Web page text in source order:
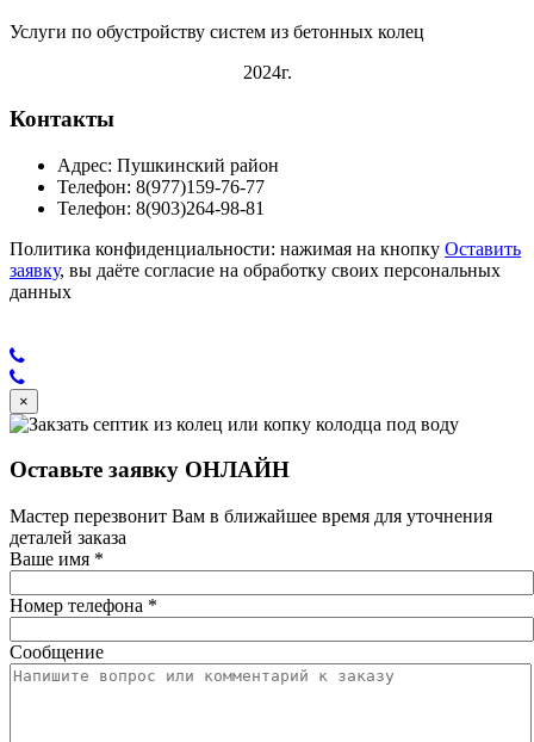
Услуги по обустройству систем из бетонных колец
2024г.
Контакты
Адрес: Пушкинский район
Телефон: 8(977)159-76-77
Телефон: 8(903)264-98-81
Политика конфиденциальности: нажимая на кнопку Оставить
заявку, вы даёте согласие на обработку своих персональных
данных
×
Оставьте заявку ОНЛАЙН
Мастер перезвонит Вам в ближайшее время для уточнения
деталей заказа
Ваше имя *
Номер телефона *
Сообщение